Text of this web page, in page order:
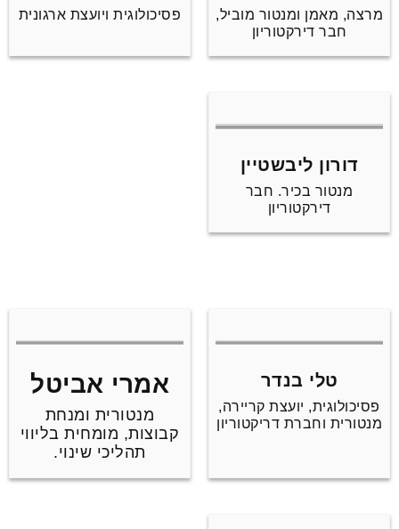
מרצה, מאמן ומנטור מוביל,
חבר דירקטוריון
פסיכולוגית ויועצת ארגונית
דורון ליבשטיין
מנטור בכיר. חבר
דירקטוריון
טלי בנדר
פסיכולוגית, יועצת קריירה,
מנטורית וחברת דריקטוריון
אמרי אביטל
מנטורית ומנחת
קבוצות, מומחית בליווי
תהליכי שינוי.